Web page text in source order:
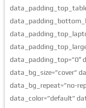
data_padding_top=”0″
data_bg_size=”cover”
data_bg_repeat=”no-
data_color=”default”